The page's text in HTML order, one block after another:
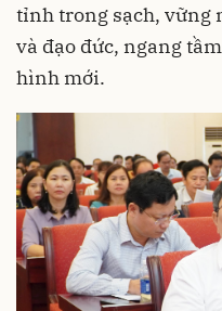
tỉnh trong sạch, vững
và đạo đức, ngang
hình mới.